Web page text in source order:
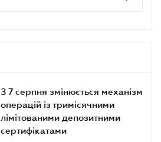
З 7 серпня змінюється механізм
операцій із тримісячними
лімітованими депозитними
сертифікатами